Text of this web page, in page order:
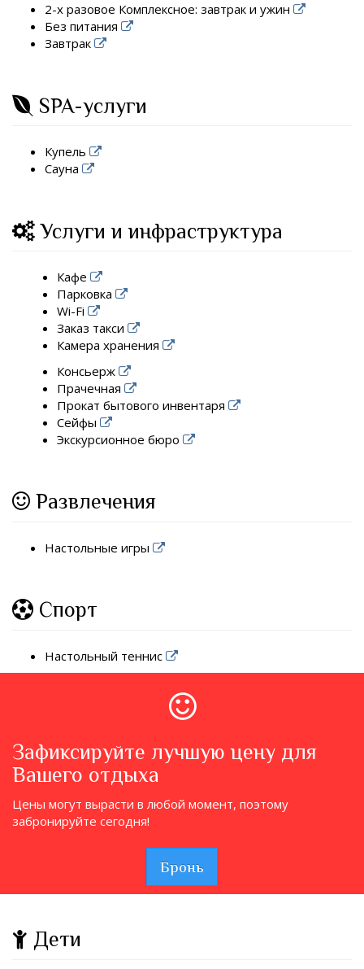
2-х разовое Комплексное: завтрак и ужин
Без питания
Завтрак
SPA-услуги
Купель
Сауна
Услуги и инфраструктура
Кафе
Парковка
Wi-Fi
Заказ такси
Камера хранения
Консьерж
Прачечная
Прокат бытового инвентаря
Сейфы
Экскурсионное бюро
Развлечения
Настольные игры
Спорт
Настольный теннис
Зафиксируйте лучшую цену для
Вашего отдыха
Цены могут вырасти в любой момент, поэтому
забронируйте сегодня!
Бронь
Дети